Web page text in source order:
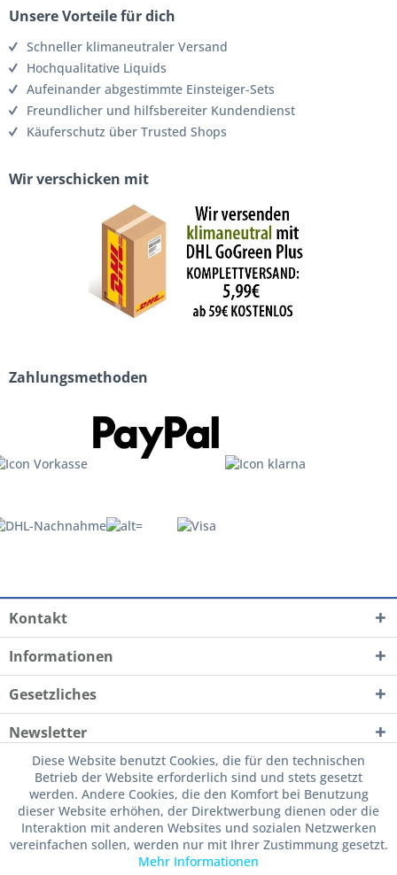
Unsere Vorteile für dich
Schneller klimaneutraler Versand
Hochqualitative Liquids
Aufeinander abgestimmte Einsteiger-Sets
Freundlicher und hilfsbereiter Kundendienst
Käuferschutz über Trusted Shops
Wir verschicken mit
Zahlungsmethoden
Kontakt
Informationen
Gesetzliches
Newsletter
Diese Website benutzt Cookies, die für den technischen
Betrieb der Website erforderlich sind und stets gesetzt
werden. Andere Cookies, die den Komfort bei Benutzung
dieser Website erhöhen, der Direktwerbung dienen oder die
Interaktion mit anderen Websites und sozialen Netzwerken
vereinfachen sollen, werden nur mit Ihrer Zustimmung gesetzt.
Mehr Informationen